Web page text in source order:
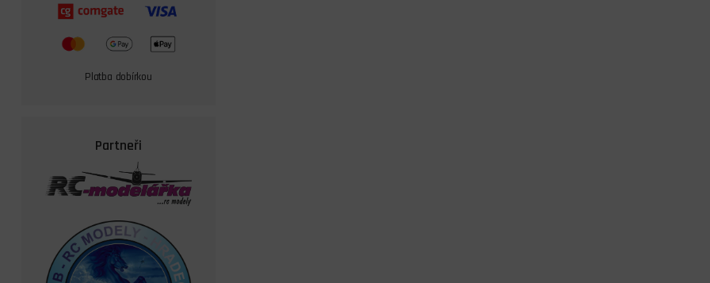
Platba dobírkou
Partneři